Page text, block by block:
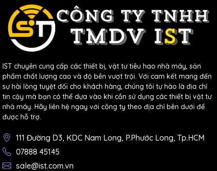
gọn, dễ dàng cầm nắm và mang theo.
Thiết bị có khả năng chịu được va đập khi rơi từ độ
cao 1 m xuống bê tông, không bị hỏng hóc hay biến
dạng.
trường khắc nghiệt.
THÔNG SỐ KỸ THUẬT AMPE KÌM
HIOKI CM3291
Dải đo dòng
IST chuyên cung cấp các thiết bị, vật tư tiêu hao nhà máy, sản
phẩm chất lượng cao và độ bền vượt trội. Với cam kết mang đến
sự hài lòng tuyệt đối cho khách hàng, chúng tôi tự hào là địa chỉ
tin cậy mà bạn có thể dựa vào khi cần sử dụng các thiết bị vật tư
nhà máy. Hãy liên hệ ngay với công ty theo địa chỉ bên dưới để
được hỗ trợ.
111 Đường D3, KDC Nam Long, P.Phước Long, Tp.HCM
07888 45145
sale@ist.com.vn